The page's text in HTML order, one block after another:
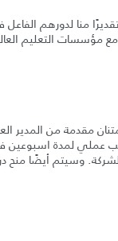
منا لدورهم الفاعل
مع مؤسسات التعليم
مقدمة من المدير
عملي لمدة اسبوعين
وسيتم أيضًا